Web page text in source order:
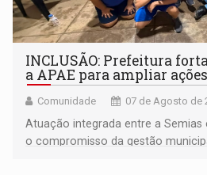
INCLUSÃO: Prefeitura
a APAE para ampliar
Comunidade 07 de Agosto de
Atuação integrada entre a
o compromisso da gestão